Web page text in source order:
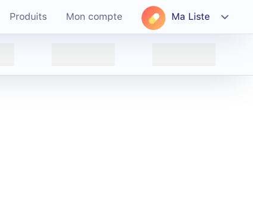
Produits Mon compte Ma Liste